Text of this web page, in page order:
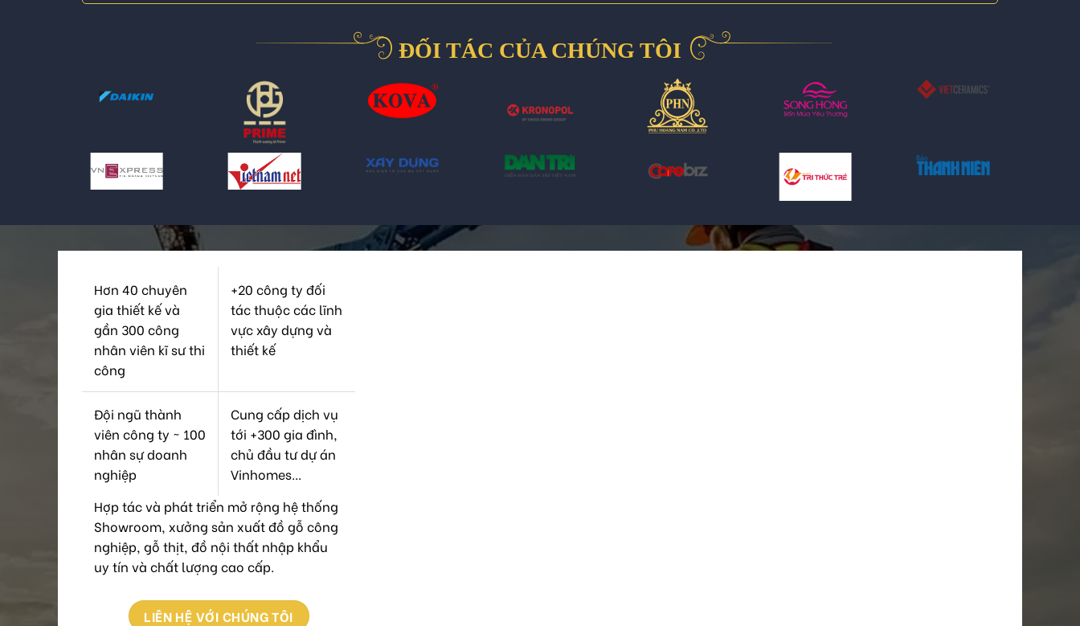
ĐỐI TÁC CỦA CHÚNG TÔI
Hơn 40 chuyên
gia thiết kế và
gần 300 công
nhân viên kĩ sư thi
công
+20 công ty đối
tác thuộc các lĩnh
vực xây dựng và
thiết kế
Đội ngũ thành
viên công ty ~ 100
nhân sự doanh
nghiệp
Cung cấp dịch vụ
tới +300 gia đình,
chủ đầu tư dự án
Vinhomes...
Hợp tác và phát triển mở rộng hệ thống
Showroom, xưởng sản xuất đồ gỗ công
nghiệp, gỗ thịt, đồ nội thất nhập khẩu
uy tín và chất lượng cao cấp.
LIÊN HỆ VỚI CHÚNG TÔI